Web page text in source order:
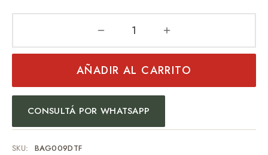
MEDIDAS: 42cm x 31cm x 15cm
Cuenta con 3 compartimiento principales con cierre.
Cuenta con compartimiento delantero horizontal con
cierre.
Tiene 2 bolsillos laterales con malla y portabotellas.
AÑADIR AL CARRITO
CONSULTÁ POR WHATSAPP
SKU: BAG009DTF